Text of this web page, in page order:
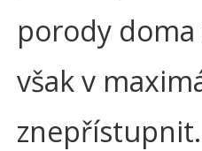
porody doma
však v